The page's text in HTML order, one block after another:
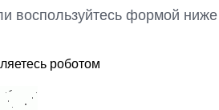
воспользуйтесь формой
роботом